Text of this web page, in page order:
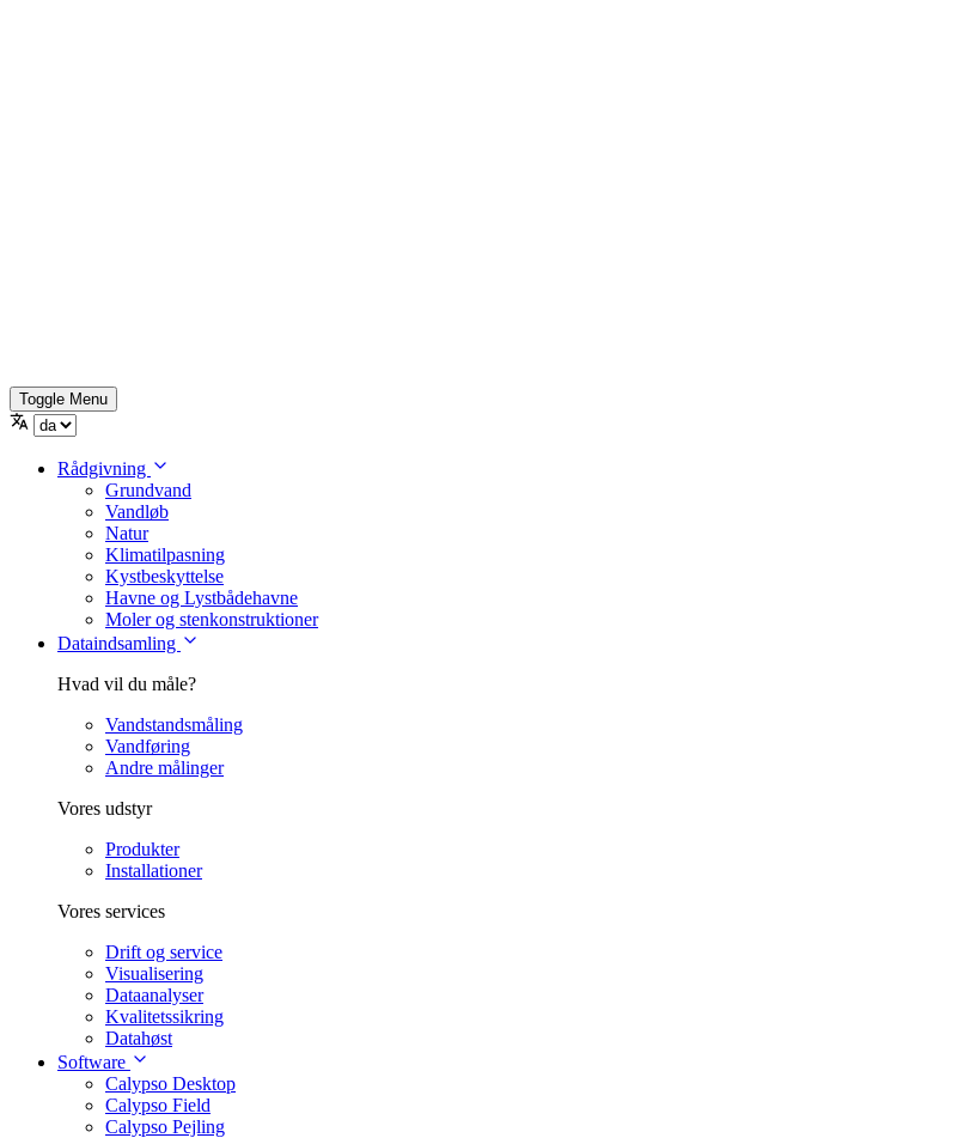
Toggle Menu
Rådgivning
Grundvand
Vandløb
Natur
Klimatilpasning
Kystbeskyttelse
Havne og Lystbådehavne
Moler og stenkonstruktioner
Dataindsamling
Hvad vil du måle?
Vandstandsmåling
Vandføring
Andre målinger
Vores udstyr
Produkter
Installationer
Vores services
Drift og service
Visualisering
Dataanalyser
Kvalitetssikring
Datahøst
Software
Calypso Desktop
Calypso Field
Calypso Pejling